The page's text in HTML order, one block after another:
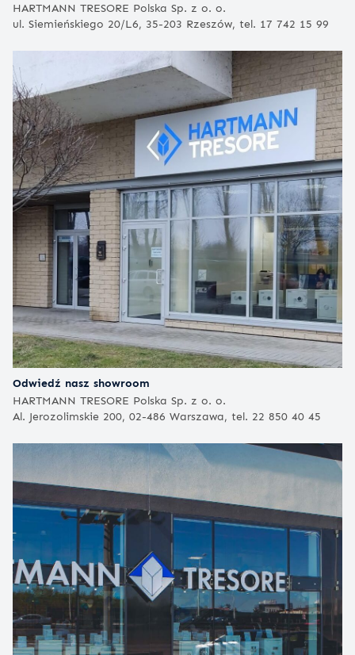
HARTMANN TRESORE Polska Sp. z o. o.
ul. Siemieńskiego 20/L6, 35-203 Rzeszów, tel. 17 742 15 99
Odwiedź nasz showroom
HARTMANN TRESORE Polska Sp. z o. o.
Al. Jerozolimskie 200, 02-486 Warszawa, tel. 22 850 40 45